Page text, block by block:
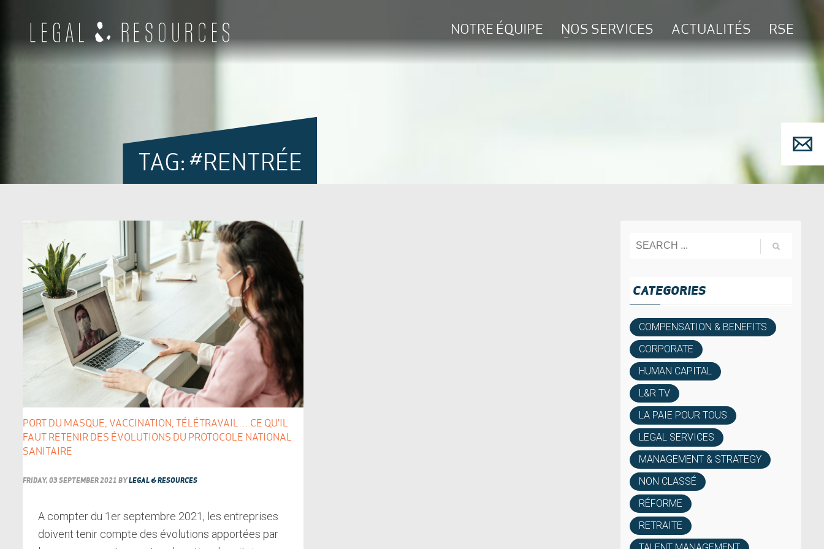
NOTRE ÉQUIPE NOS SERVICES ACTUALITÉS RSE
TAG: #RENTRÉE
PORT DU MASQUE, VACCINATION, TÉLÉTRAVAIL… CE QU’IL
FAUT RETENIR DES ÉVOLUTIONS DU PROTOCOLE NATIONAL
SANITAIRE
FRIDAY, 03 SEPTEMBER 2021 BY LEGAL & RESOURCES
A compter du 1er septembre 2021, les entreprises
doivent tenir compte des évolutions apportées par
CATEGORIES
COMPENSATION & BENEFITS
CORPORATE
HUMAN CAPITAL
L&R TV
LA PAIE POUR TOUS
LEGAL SERVICES
MANAGEMENT & STRATEGY
NON CLASSÉ
RÉFORME
RETRAITE